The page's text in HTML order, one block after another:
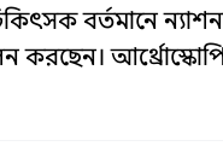
বর্তমানে
করছেন।